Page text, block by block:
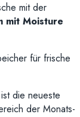
mit der
mit Moisture
für frische
die neueste
der Monats-